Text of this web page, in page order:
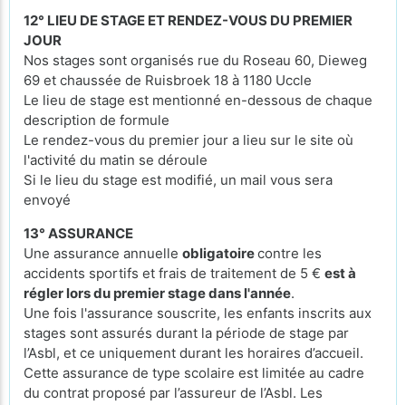
12° LIEU DE STAGE ET RENDEZ-VOUS DU PREMIER
JOUR
Nos stages sont organisés rue du Roseau 60, Dieweg
69 et chaussée de Ruisbroek 18 à 1180 Uccle
Le lieu de stage est mentionné en-dessous de chaque
description de formule
Le rendez-vous du premier jour a lieu sur le site où
l'activité du matin se déroule
Si le lieu du stage est modifié, un mail vous sera
envoyé
13° ASSURANCE
Une assurance annuelle obligatoirecontre les
accidents sportifs et frais de traitement de 5 € est à
régler lors du premier stage dans l'année.
Une fois l'assurance souscrite, les enfants inscrits aux
stages sont assurés durant la période de stage par
l’Asbl, et ce uniquement durant les horaires d’accueil.
Cette assurance de type scolaire est limitée au cadre
du contrat proposé par l’assureur de l’Asbl. Les